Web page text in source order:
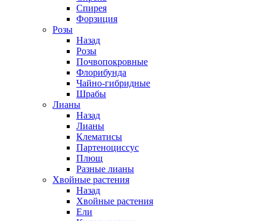
Спирея
Форзиция
Розы
Назад
Розы
Почвопокровные
Флорибунда
Чайно-гибридные
Шрабы
Лианы
Назад
Лианы
Клематисы
Партеноциссус
Плющ
Разные лианы
Хвойные растения
Назад
Хвойные растения
Ели